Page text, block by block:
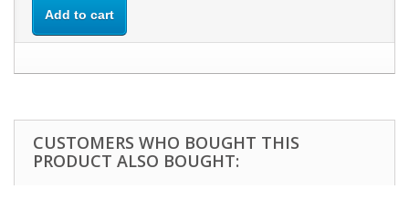
Add to cart
CUSTOMERS WHO BOUGHT THIS
PRODUCT ALSO BOUGHT: